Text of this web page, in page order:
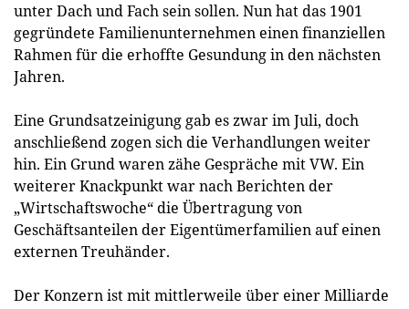
unter Dach und Fach sein sollen. Nun hat das 1901
gegründete Familienunternehmen einen finanziellen
Rahmen für die erhoffte Gesundung in den nächsten
Jahren.
Eine Grundsatzeinigung gab es zwar im Juli, doch
anschließend zogen sich die Verhandlungen weiter
hin. Ein Grund waren zähe Gespräche mit VW. Ein
weiterer Knackpunkt war nach Berichten der
„Wirtschaftswoche“ die Übertragung von
Geschäftsanteilen der Eigentümerfamilien auf einen
externen Treuhänder.
Der Konzern ist mit mittlerweile über einer Milliarde